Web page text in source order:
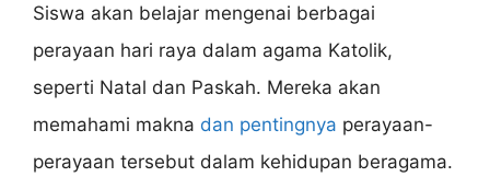
Siswa akan belajar mengenai berbagai
perayaan hari raya dalam agama Katolik,
seperti Natal dan Paskah. Mereka akan
memahami makna dan pentingnya perayaan-
perayaan tersebut dalam kehidupan beragama.